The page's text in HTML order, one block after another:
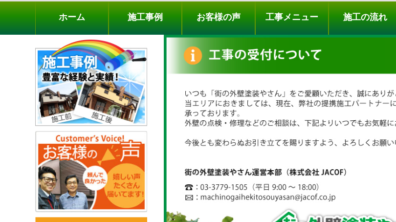
料金プラン 無料点検
ホーム 施工事例 お客様の声 工事メニュー 施工の流れ